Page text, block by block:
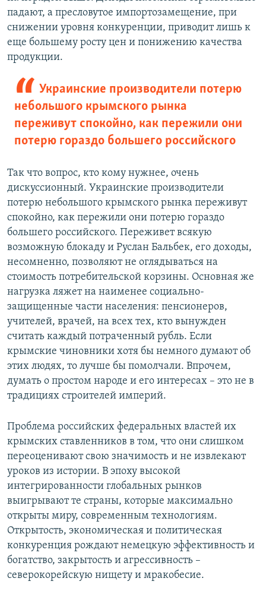
падают, а пресловутое импортозамещение, при
снижении уровня конкуренции, приводит лишь к
еще большему росту цен и понижению качества
продукции.
Украинские производители потерю
небольшого крымского рынка
переживут спокойно, как пережили они
потерю гораздо большего российского
Так что вопрос, кто кому нужнее, очень
дискуссионный. Украинские производители
потерю небольшого крымского рынка переживут
спокойно, как пережили они потерю гораздо
большего российского. Переживет всякую
возможную блокаду и Руслан Бальбек, его доходы,
несомненно, позволяют не оглядываться на
стоимость потребительской корзины. Основная же
нагрузка ляжет на наименее социально-
защищенные части населения: пенсионеров,
учителей, врачей, на всех тех, кто вынужден
считать каждый потраченный рубль. Если
крымские чиновники хотя бы немного думают об
этих людях, то лучше бы помолчали. Впрочем,
думать о простом народе и его интересах – это не в
традициях строителей империй.
Проблема российских федеральных властей их
крымских ставленников в том, что они слишком
переоценивают свою значимость и не извлекают
уроков из истории. В эпоху высокой
интегрированности глобальных рынков
выигрывают те страны, которые максимально
открыты миру, современным технологиям.
Открытость, экономическая и политическая
конкуренция рождают немецкую эффективность и
богатство, закрытость и агрессивность –
северокорейскую нищету и мракобесие.